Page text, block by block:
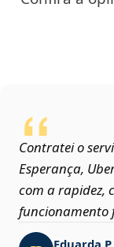
Contratei o
Esperança,
com a rapidez,
funcionamento
Eduarda P.